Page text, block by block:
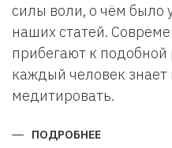
силы воли, о чём было
наших статей.
прибегают к подобной
каждый человек знает
медитировать.
ПОДРОБНЕЕ